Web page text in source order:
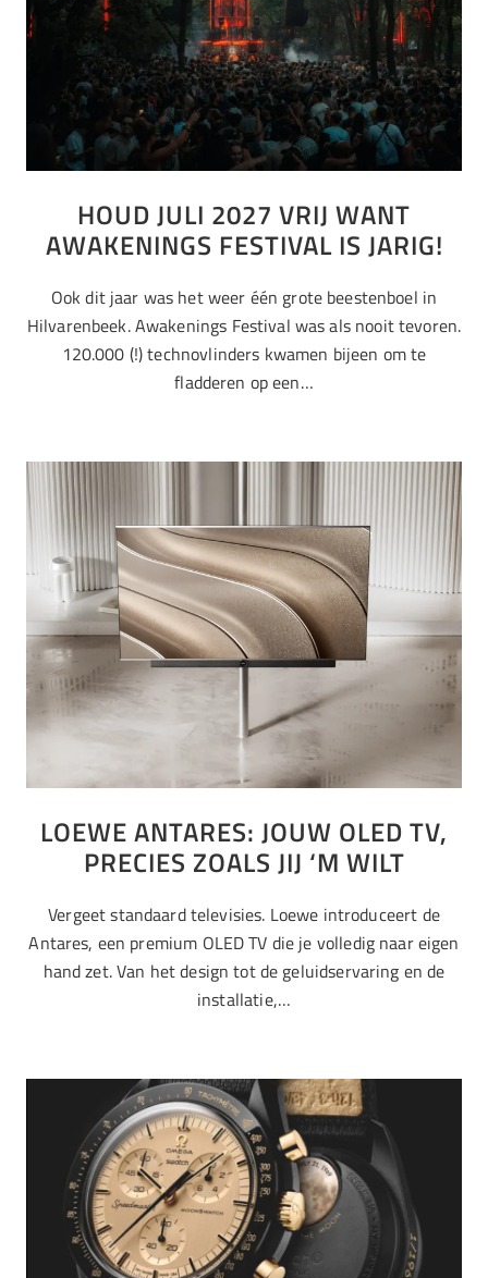
HOUD JULI 2027 VRIJ WANT
AWAKENINGS FESTIVAL IS JARIG!
Ook dit jaar was het weer één grote beestenboel in
Hilvarenbeek. Awakenings Festival was als nooit tevoren.
120.000 (!) technovlinders kwamen bijeen om te
fladderen op een…
LOEWE ANTARES: JOUW OLED TV,
PRECIES ZOALS JIJ ‘M WILT
Vergeet standaard televisies. Loewe introduceert de
Antares, een premium OLED TV die je volledig naar eigen
hand zet. Van het design tot de geluidservaring en de
installatie,…